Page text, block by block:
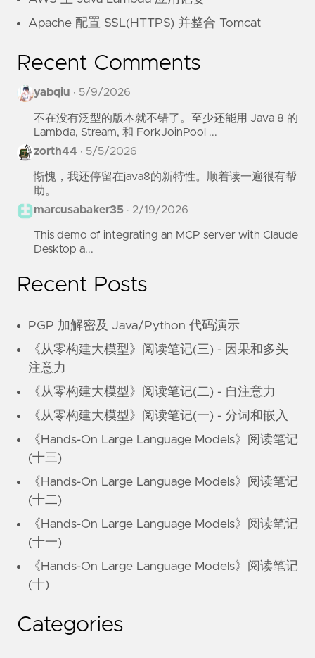
Apache 配置 SSL(HTTPS) 并整合 Tomcat
Recent Comments
yabqiu · 5/9/2026
不在没有泛型的版本就不错了。至少还能用 Java 8 的
Lambda, Stream, 和 ForkJoinPool ...
zorth44 · 5/5/2026
惭愧，我还停留在java8的新特性。顺着读一遍很有帮
助。
marcusabaker35 · 2/19/2026
This demo of integrating an MCP server with Claude
Desktop a...
Recent Posts
PGP 加解密及 Java/Python 代码演示
《从零构建大模型》阅读笔记(三) - 因果和多头
注意力
《从零构建大模型》阅读笔记(二) - 自注意力
《从零构建大模型》阅读笔记(一) - 分词和嵌入
《Hands-On Large Language Models》阅读笔记
(十三)
《Hands-On Large Language Models》阅读笔记
(十二)
《Hands-On Large Language Models》阅读笔记
(十一)
《Hands-On Large Language Models》阅读笔记
(十)
Categories